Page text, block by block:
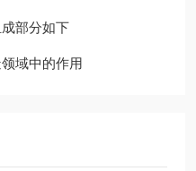
部分如下
域中的作用